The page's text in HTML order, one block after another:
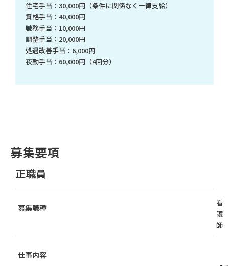
住宅手当：30,000円（条件に関係なく一律支給）
資格手当：40,000円
職務手当：10,000円
調整手当：20,000円
処遇改善手当：6,000円
夜勤手当：60,000円（4回分）
募集要項
正職員
募集職種
看
護
師
仕事内容